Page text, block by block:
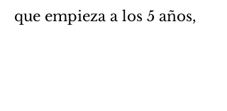
que empieza a los 5 años,